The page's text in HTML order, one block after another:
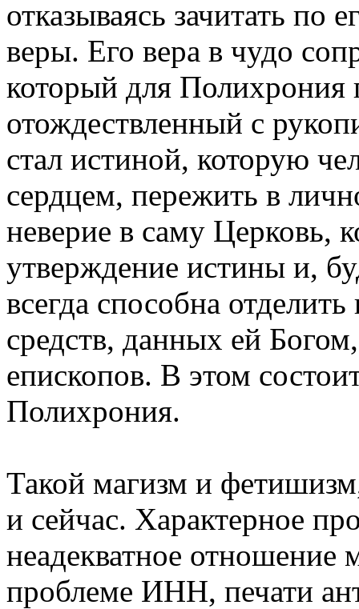
отказываясь зачитать по
веры. Его вера в чудо
который для Полихрония
отождествленный с
стал истиной, которую
сердцем, пережить в
неверие в саму Церковь,
утверждение истины и,
всегда способна
средств, данных ей
епископов. В этом
Полихрония.
Такой магизм и
и сейчас. Характерное
неадекватное отношение
проблеме ИНН, печати